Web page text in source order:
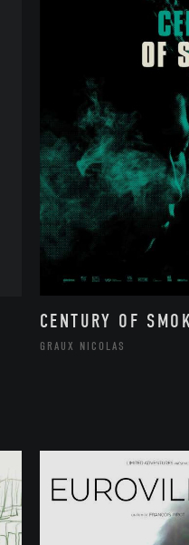
CENTURY OF
GRAUX NICOLAS